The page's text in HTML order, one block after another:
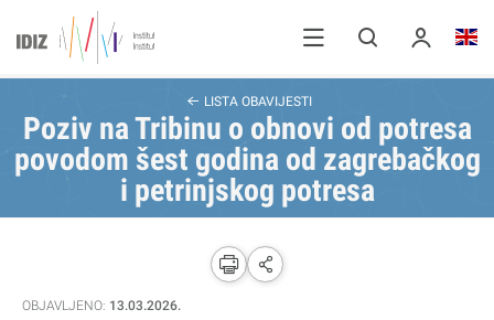
LISTA OBAVIJESTI
Poziv na Tribinu o obnovi od potresa
povodom šest godina od zagrebačkog
i petrinjskog potresa
OBJAVLJENO: 13.03.2026.